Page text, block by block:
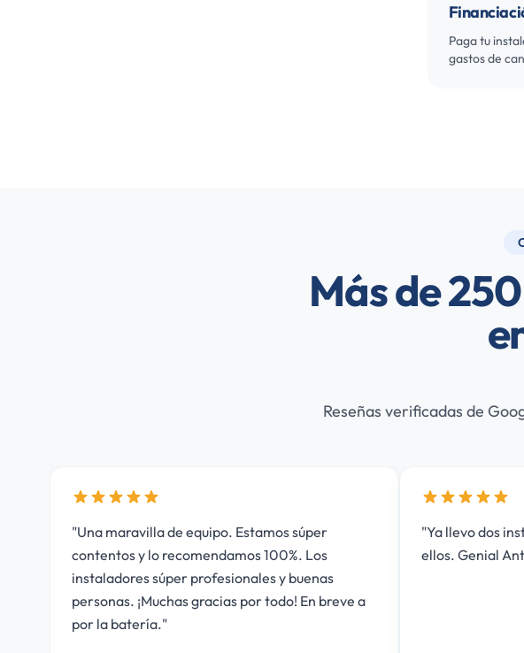
Paga tu
gastos de
Más de
Reseñas verificadas de
Estamos súper
100%. Los
y buenas
gracias por todo! En breve a
"Ya llevo dos instalaciones de placas solares
ellos. Genial Antonio y sus muchachos."